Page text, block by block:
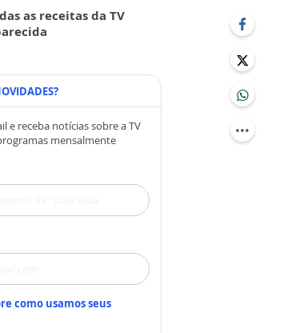
as receitas da TV
e receba notícias sobre a TV
mensalmente
como usamos seus